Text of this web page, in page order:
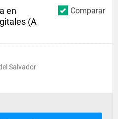
Comparar
en
(A
Salvador